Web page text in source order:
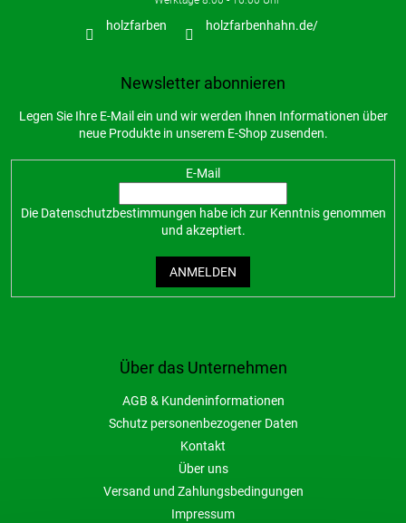
Über das Unternehmen
AGB & Kundeninformationen
Schutz personenbezogener Daten
Kontakt
Über uns
Versand und Zahlungsbedingungen
Impressum
holzfarben holzfarbenhahn.de/
Newsletter abonnieren
Legen Sie Ihre E-Mail ein und wir werden Ihnen Informationen über
neue Produkte in unserem E-Shop zusenden.
E-Mail
Die Datenschutzbestimmungen habe ich zur Kenntnis genommen
und akzeptiert.
ANMELDEN